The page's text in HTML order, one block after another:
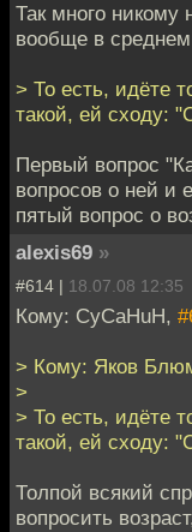
Так много
вообще в
> То есть, идёте
такой, ей сходу:
Первый вопрос
вопросов о ней и
пятый вопрос о
alexis69 »
#614 | 18.07.08 12:35
Кому: CyCaHuH,
> Кому: Яков
>
> То есть, идёте
такой, ей сходу:
Толпой всякий
вопросить